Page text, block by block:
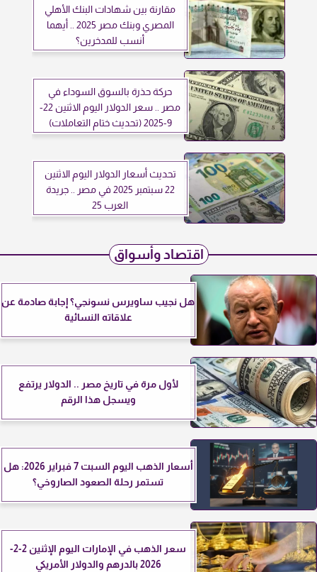
مقارنة بين شهادات البنك الأهلي
المصري وبنك مصر 2025 .. أيهما
أنسب للمدخرين؟
حركة حذرة بالسوق السوداء في
مصر .. سعر الدولار اليوم الاثنين 22-
9-2025 (تحديث ختام التعاملات)
تحديث أسعار الدولار اليوم الاثنين
22 سبتمبر 2025 في مصر .. جريدة
العرب 25
اقتصاد وأسواق
هل نجيب ساويرس نسونجي؟ إجابة صادمة عن
علاقاته النسائية
لأول مرة في تاريخ مصر .. الدولار يرتفع
ويسجل هذا الرقم
أسعار الذهب اليوم السبت 7 فبراير 2026: هل
تستمر رحلة الصعود الصاروخي؟
سعر الذهب في الإمارات اليوم الإثنين 2-2-
2026 بالدرهم والدولار الأمريكي